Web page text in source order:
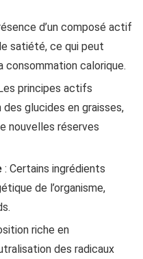
d’un composé actif
satiété, ce qui peut
consommation calorique.
principes actifs
glucides en graisses,
nouvelles réserves
: Certains ingrédients
de l’organisme,
riche en
des radicaux